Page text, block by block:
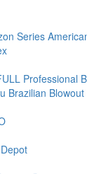
Series
Professional
Brazilian Blowout
Depot